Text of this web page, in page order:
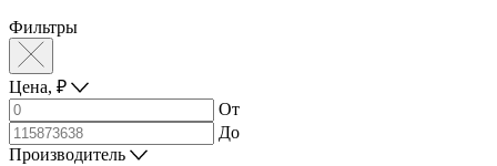
Фильтры
Цена, ₽
От
До
Производитель